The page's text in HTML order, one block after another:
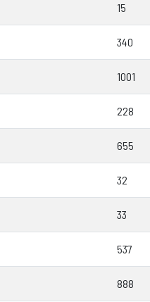
15
340
1001
228
655
32
33
537
888